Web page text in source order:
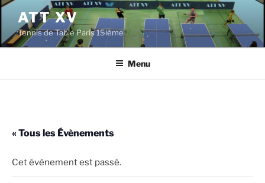
Aller
contenu
principal
ATT XV
Tennis de Table Paris 15ième
Menu
« Tous les Évènements
Cet évènement est passé.